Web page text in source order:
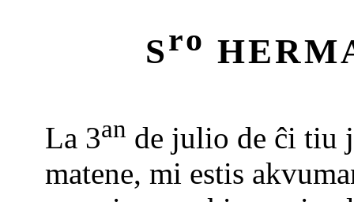
Sro
La 3an de julio de ĉi tiu
matene, mi estis